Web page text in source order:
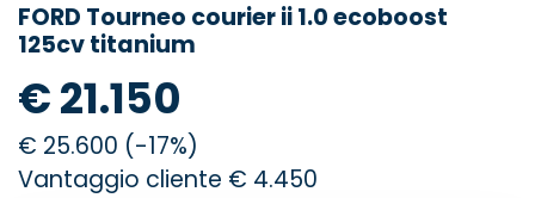
FORD Tourneo courier ii 1.0 ecoboost
125cv titanium
€ 21.150
€ 25.600 (-17%)
Vantaggio cliente € 4.450